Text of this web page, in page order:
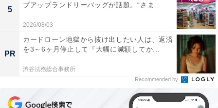
5
プアップランドリーバッグが話題。“さま...
2026/08/03
PR
カードローン地獄から抜け出したい人は、返済
を3～6ヶ月停止して『大幅に減額してか...
渋谷法務総合事務所
Recommended by